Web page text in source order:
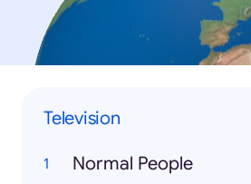
Television
Normal People